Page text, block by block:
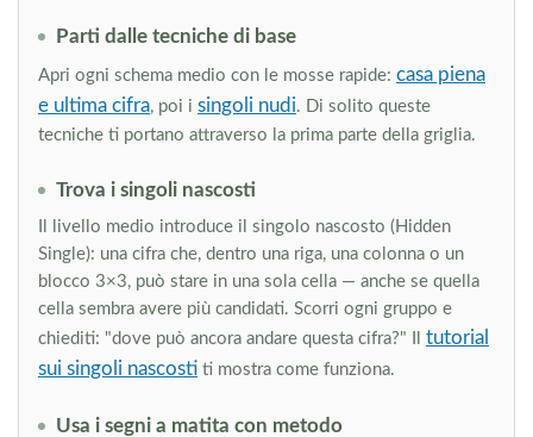
Parti dalle tecniche di base
Apri ogni schema medio con le mosse rapide: casa piena
e ultima cifra, poi i singoli nudi. Di solito queste
tecniche ti portano attraverso la prima parte della griglia.
Trova i singoli nascosti
Il livello medio introduce il singolo nascosto (Hidden
Single): una cifra che, dentro una riga, una colonna o un
blocco 3×3, può stare in una sola cella — anche se quella
cella sembra avere più candidati. Scorri ogni gruppo e
chiediti: "dove può ancora andare questa cifra?" Il tutorial
sui singoli nascosti ti mostra come funziona.
Usa i segni a matita con metodo